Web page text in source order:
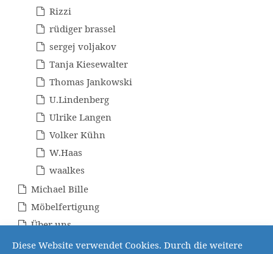
Rizzi
rüdiger brassel
sergej voljakov
Tanja Kiesewalter
Thomas Jankowski
U.Lindenberg
Ulrike Langen
Volker Kühn
W.Haas
waalkes
Michael Bille
Möbelfertigung
Über uns
Unikatrahmen
Diese Website verwendet Cookies. Durch die weitere